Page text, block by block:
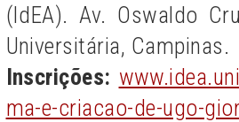
(IdEA). Av. Oswaldo
Universitária, Campinas.
Inscrições:
ma-e-criacao-de-ugo-